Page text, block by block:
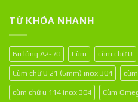
TỪ KHÓA NHANH
Bu lông A2-70 Cùm cùm chữ U
Cùm chữ U 21 (6mm) inox 304
cùm chữ u 114 inox 304 Cùm